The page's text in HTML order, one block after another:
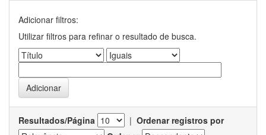
Adicionar filtros:
Utilizar filtros para refinar o resultado de busca.
Resultados/Página | Ordenar registros por